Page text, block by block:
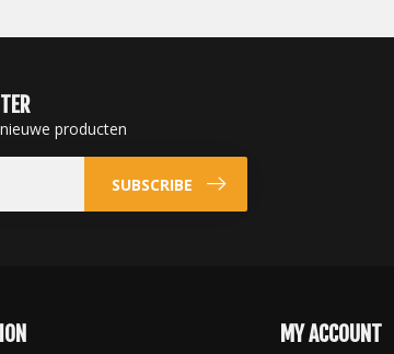
producten
SUBSCRIBE
MY ACCOUNT